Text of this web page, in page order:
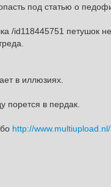
под статью о
/id118445751 петушок
в иллюзиях.
порется в пердак.
http://